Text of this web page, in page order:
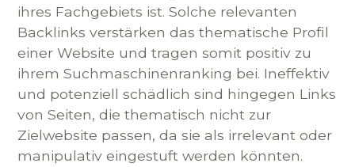
ihres Fachgebiets ist. Solche relevanten
Backlinks verstärken das thematische Profil
einer Website und tragen somit positiv zu
ihrem Suchmaschinenranking bei. Ineffektiv
und potenziell schädlich sind hingegen Links
von Seiten, die thematisch nicht zur
Zielwebsite passen, da sie als irrelevant oder
manipulativ eingestuft werden könnten.